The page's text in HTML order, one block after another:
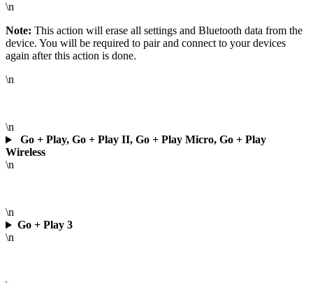
\n
Note: This action will erase all settings and Bluetooth data from the
device. You will be required to pair and connect to your devices
again after this action is done.
\n
\n
Go + Play, Go + Play II, Go + Play Micro, Go + Play
Wireless
\n
\n
Go + Play 3
\n